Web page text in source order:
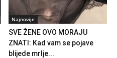
Najnovije
SVE ŽENE OVO MORAJU
ZNATI: Kad vam se pojave
blijede mrlje...